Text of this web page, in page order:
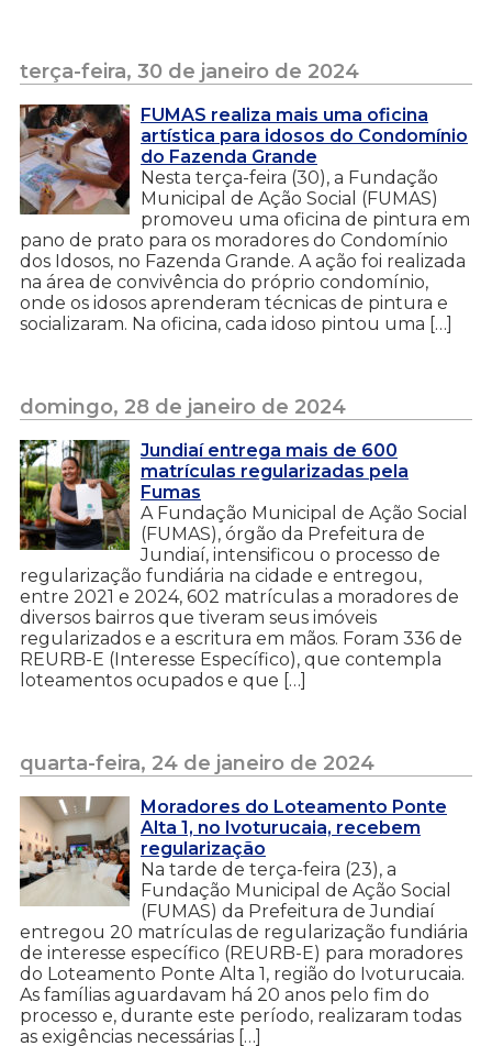
terça-feira, 30 de janeiro de 2024
FUMAS realiza mais uma oficina
artística para idosos do Condomínio
do Fazenda Grande
Nesta terça-feira (30), a Fundação
Municipal de Ação Social (FUMAS)
promoveu uma oficina de pintura em
pano de prato para os moradores do Condomínio
dos Idosos, no Fazenda Grande. A ação foi realizada
na área de convivência do próprio condomínio,
onde os idosos aprenderam técnicas de pintura e
socializaram. Na oficina, cada idoso pintou uma […]
domingo, 28 de janeiro de 2024
Jundiaí entrega mais de 600
matrículas regularizadas pela
Fumas
A Fundação Municipal de Ação Social
(FUMAS), órgão da Prefeitura de
Jundiaí, intensificou o processo de
regularização fundiária na cidade e entregou,
entre 2021 e 2024, 602 matrículas a moradores de
diversos bairros que tiveram seus imóveis
regularizados e a escritura em mãos. Foram 336 de
REURB-E (Interesse Específico), que contempla
loteamentos ocupados e que […]
quarta-feira, 24 de janeiro de 2024
Moradores do Loteamento Ponte
Alta 1, no Ivoturucaia, recebem
regularização
Na tarde de terça-feira (23), a
Fundação Municipal de Ação Social
(FUMAS) da Prefeitura de Jundiaí
entregou 20 matrículas de regularização fundiária
de interesse específico (REURB-E) para moradores
do Loteamento Ponte Alta 1, região do Ivoturucaia.
As famílias aguardavam há 20 anos pelo fim do
processo e, durante este período, realizaram todas
as exigências necessárias […]